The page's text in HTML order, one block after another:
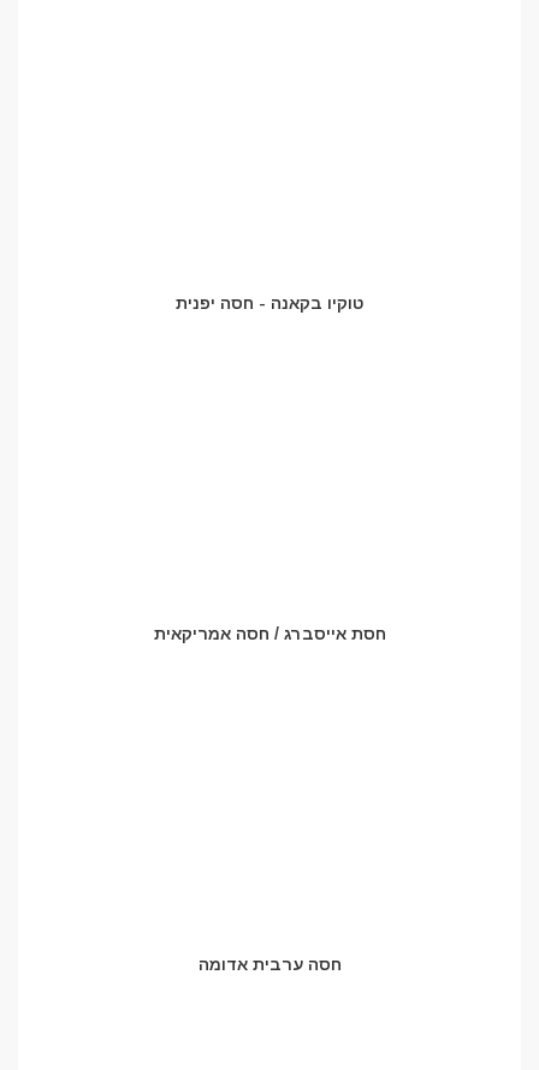
טוקיו בקאנה - חסה יפנית
חסת אייסברג / חסה אמריקאית
חסה ערבית אדומה